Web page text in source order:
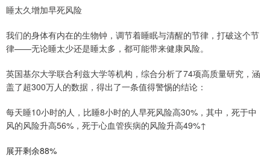
睡太久增加早死风险
我们的身体有内在的生物钟，调节着睡眠与清醒的节律，打破这个节
律——无论睡太少还是睡太多，都可能带来健康风险。
英国基尔大学联合利兹大学等机构，综合分析了74项高质量研究，涵
盖了超300万人的数据，得出了一条值得警惕的结论：
每天睡10小时的人，比睡8小时的人早死风险高30%，其中，死于中
风的风险升高56%，死于心血管疾病的风险升高49%↑
展开剩余88%